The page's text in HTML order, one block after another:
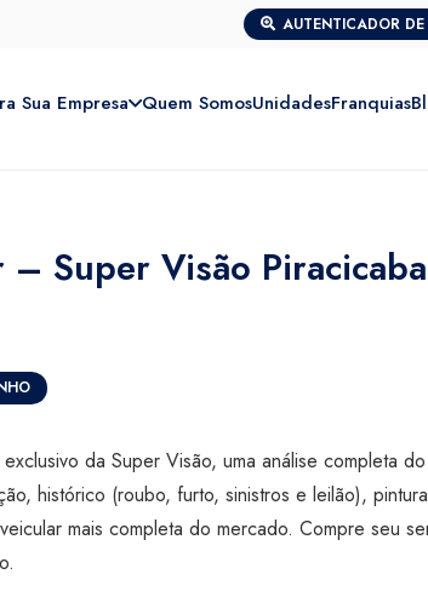
AUTENTICADOR
Sua Empresa Quem SomosUnidadesFranquias
Super Visão Piracicaba
da Super Visão, uma análise completa
histórico (roubo, furto, sinistros e leilão),
mais completa do mercado. Compre seu